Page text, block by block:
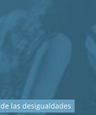
las desigualdades